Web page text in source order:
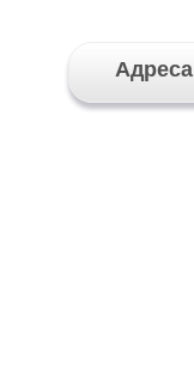
Адреса